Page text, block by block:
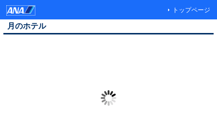
トップページ
月のホテル